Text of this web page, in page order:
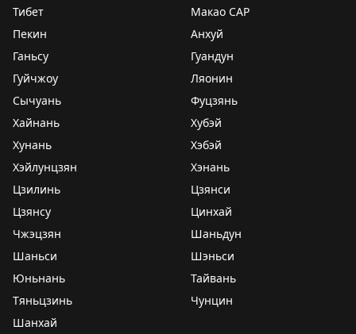
Тибет
Макао САР
Пекин
Анхуй
Ганьсу
Гуандун
Гуйчжоу
Ляонин
Сычуань
Фуцзянь
Хайнань
Хубэй
Хунань
Хэбэй
Хэйлунцзян
Хэнань
Цзилинь
Цзянси
Цзянсу
Цинхай
Чжэцзян
Шаньдун
Шаньси
Шэньси
Юньнань
Тайвань
Тяньцзинь
Чунцин
Шанхай